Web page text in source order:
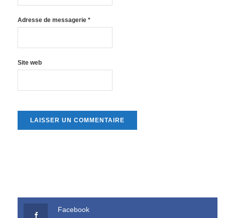
Adresse de messagerie *
Site web
Facebook